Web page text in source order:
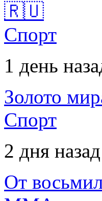
🇷🇺
Спорт
1 день
Золото
Спорт
2 дня
От